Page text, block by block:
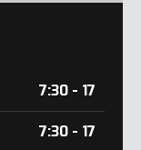
7:30 - 17
7:30 - 17